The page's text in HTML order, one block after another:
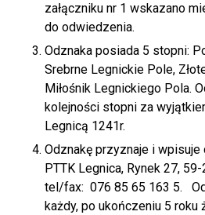
załączniku nr 1 wskazano
do odwiedzenia.
Odznaka posiada 5 stopni:
Srebrne Legnickie Pole,
Miłośnik Legnickiego Pola.
kolejności stopni za
Legnicą 1241r.
Odznakę przyznaje i wpisuje
PTTK Legnica, Rynek 27,
tel/fax: 076 85 65 163 5.
każdy, po ukończeniu 5 roku